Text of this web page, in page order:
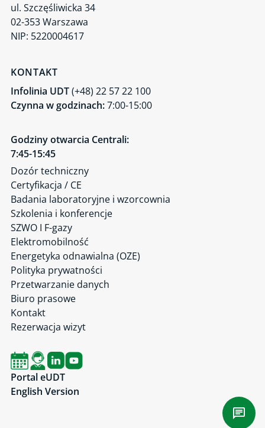
ul. Szczęśliwicka 34
02-353 Warszawa
NIP: 5220004617
KONTAKT
Infolinia UDT(+48) 22 57 22 100
Czynna w godzinach:7:00-15:00
Godziny otwarcia Centrali:
7:45-15:45
Dozór techniczny
Certyfikacja / CE
Badania laboratoryjne i wzorcownia
Szkolenia i konferencje
SZWO I F-gazy
Elektromobilność
Energetyka odnawialna (OZE)
Polityka prywatności
Przetwarzanie danych
Biuro prasowe
Kontakt
Rezerwacja wizyt
Portal eUDT
English Version
Czat